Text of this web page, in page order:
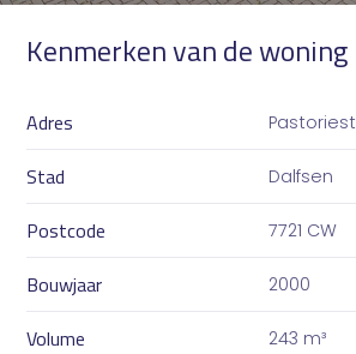
Kenmerken van de woning
Adres
Stad Dalfsen
Postcode 7721 CW
Bouwjaar 2000
Volume 243 m³